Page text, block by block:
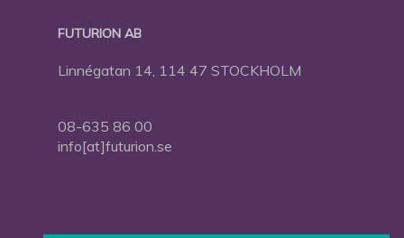
FUTURION AB
Linnégatan 14, 114 47 STOCKHOLM
08-635 86 00
info[at]futurion.se